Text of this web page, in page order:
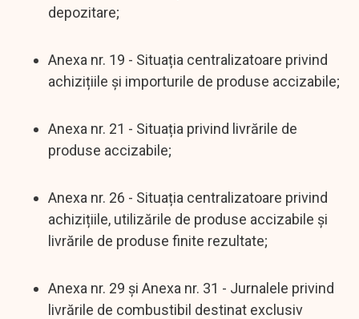
depozitare;
Anexa nr. 19 - Situația centralizatoare privind
achizițiile și importurile de produse accizabile;
Anexa nr. 21 - Situația privind livrările de
produse accizabile;
Anexa nr. 26 - Situația centralizatoare privind
achizițiile, utilizările de produse accizabile și
livrările de produse finite rezultate;
Anexa nr. 29 și Anexa nr. 31 - Jurnalele privind
livrările de combustibil destinat exclusiv